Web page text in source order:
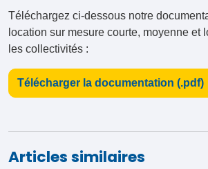
Téléchargez ci-dessous notre
location sur mesure courte, moyenne et
les collectivités :
Télécharger la documentation (.pdf)
Articles similaires